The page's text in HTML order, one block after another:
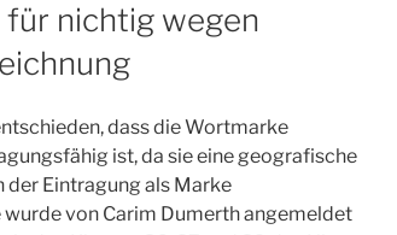
nichtig wegen
dass die Wortmarke
ist, da sie eine geografische
der Eintragung als Marke
von Carim Dumerth angemeldet